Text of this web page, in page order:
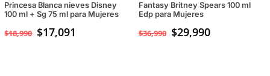
Princesa Blanca nieves Disney
100 ml + Sg 75 ml para Mujeres
$18,990 $17,091
Fantasy Britney Spears 100 ml
Edp para Mujeres
$36,990 El
$29,990El